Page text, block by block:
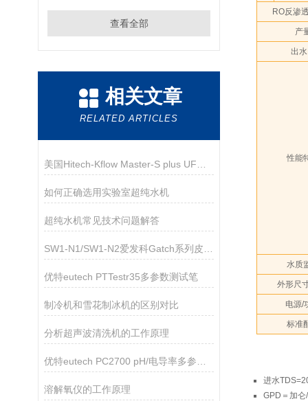
查看全部
相关文章
RELATED ARTICLES
如何正确选用实验室超纯水机
超纯水机常见技术问题解答
优特eutech PTTestr35多参数测试笔
制冷机和雪花制冰机的区别对比
分析超声波清洗机的工作原理
溶解氧仪的工作原理
RO反渗
产
出
性能
水质
外形尺
电源/
标准
进水
GPD＝加